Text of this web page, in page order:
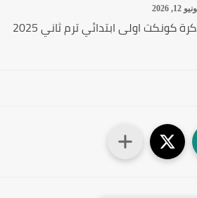
اولى ابتدائي ترم ثاني 2025